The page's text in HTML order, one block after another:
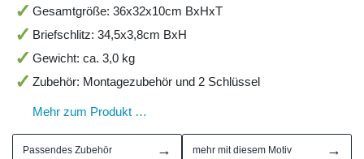
Gesamtgröße: 36x32x10cm BxHxT
Briefschlitz: 34,5x3,8cm BxH
Gewicht: ca. 3,0 kg
Zubehör: Montagezubehör und 2 Schlüssel
Mehr zum Produkt …
Passendes Zubehör → mehr mit diesem Motiv →